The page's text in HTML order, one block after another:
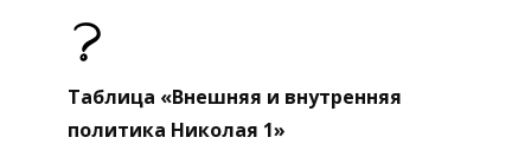
Таблица «Внешняя и внутренняя
политика Николая 1»